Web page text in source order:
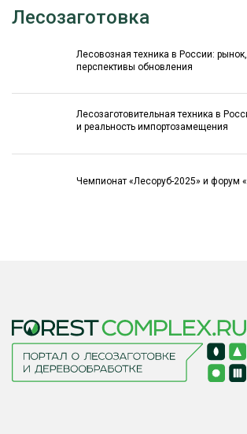
Лесозаготовка
Лесовозная техника в России:
перспективы обновления
Лесозаготовительная техника в
и реальность импортозамещения
Чемпионат «Лесоруб-2025» и форум